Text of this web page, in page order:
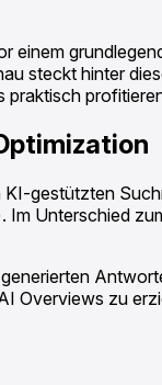
steckt hinter
praktisch
gestützten
Im Unterschied
Overviews zu